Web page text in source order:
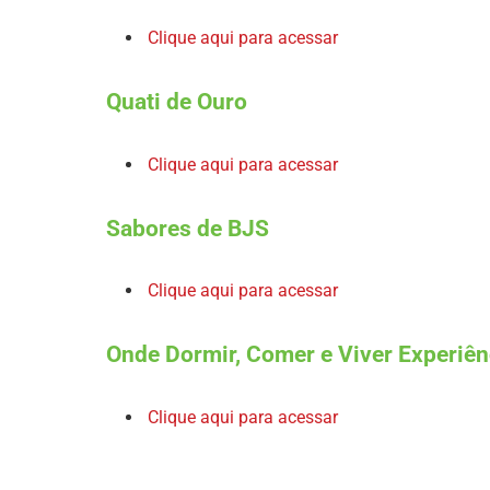
Clique aqui para acessar
Quati de Ouro
Clique aqui para acessar
Sabores de BJS
Clique aqui para acessar
Onde Dormir, Comer e Viver
Clique aqui para acessar